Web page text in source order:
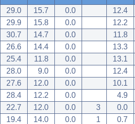
29.0 15.7 0.0
12.4
29.9 15.8 0.0
12.2
30.7 14.7 0.0
11.8
26.6 14.4 0.0
13.3
25.4 11.8 0.0
13.1
28.0 9.0 0.0
12.4
27.6 12.0 0.0
10.1
28.4 12.2 0.0
4.9
22.7 12.0 0.0 3
0.0
19.4 14.0 0.0 1
0.7